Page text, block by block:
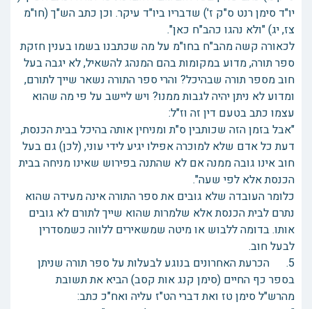
יו"ד סימן רנט ס"ק ז') שדבריו ביו"ד עיקר. וכן כתב הש"ך (חו"מ
צז, יג) "ולא נהגו כהב"ח כאן".
לכאורה קשה מהב"ח בחו"מ על מה שכתבנו בשמו בענין חזקת
ספר תורה, מדוע במקומות בהם המנהג להשאיל, לא יגבה בעל
חוב מספר תורה שבהיכל? והרי ספר התורה נשאר שייך לתורם,
ומדוע לא ניתן יהיה לגבות ממנו? ויש ליישב על פי מה שהוא
עצמו כתב בטעם דין זה וז"ל:
"אבל בזמן הזה שכותבין ס"ת ומניחין אותה בהיכל בבית הכנסת,
דעת כל אדם שלא למוכרה אפילו יגיע לידי עוני, (לכן) גם בעל
חוב אינו גובה ממנה אם לא שהתנה בפירוש שאינו מניחה בבית
הכנסת אלא לפי שעה".
כלומר העובדה שלא גובים את ספר התורה אינה מעידה שהוא
נתרם לבית הכנסת אלא שלמרות שהוא שייך לתורם לא גובים
אותו. בדומה ללבוש או מיטה שמשאירים ללווה כשמסדרין
לבעל חוב.
5. הכרעת האחרונים בנוגע לבעלות על ספר תורה שניתן
בספר כף החיים (סימן קנג אות קסב) הביא את תשובת
מהרש"ל סימן טז ואת דברי הט"ז עליה ואח"כ כתב: